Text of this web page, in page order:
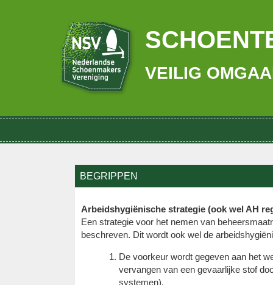
VEILIG
BEGRIPPEN
Arbeidshygiënische strategie (ook wel AH
Een strategie voor het nemen van
beschreven. Dit wordt ook wel de
De voorkeur wordt gegeven aan het
vervangen van een gevaarlijke stof
systemen).